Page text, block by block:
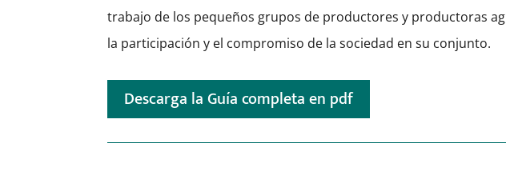
trabajo de los pequeños grupos de productores y productoras
la participación y el compromiso de la sociedad en su conjunto.
Descarga la Guía completa en pdf